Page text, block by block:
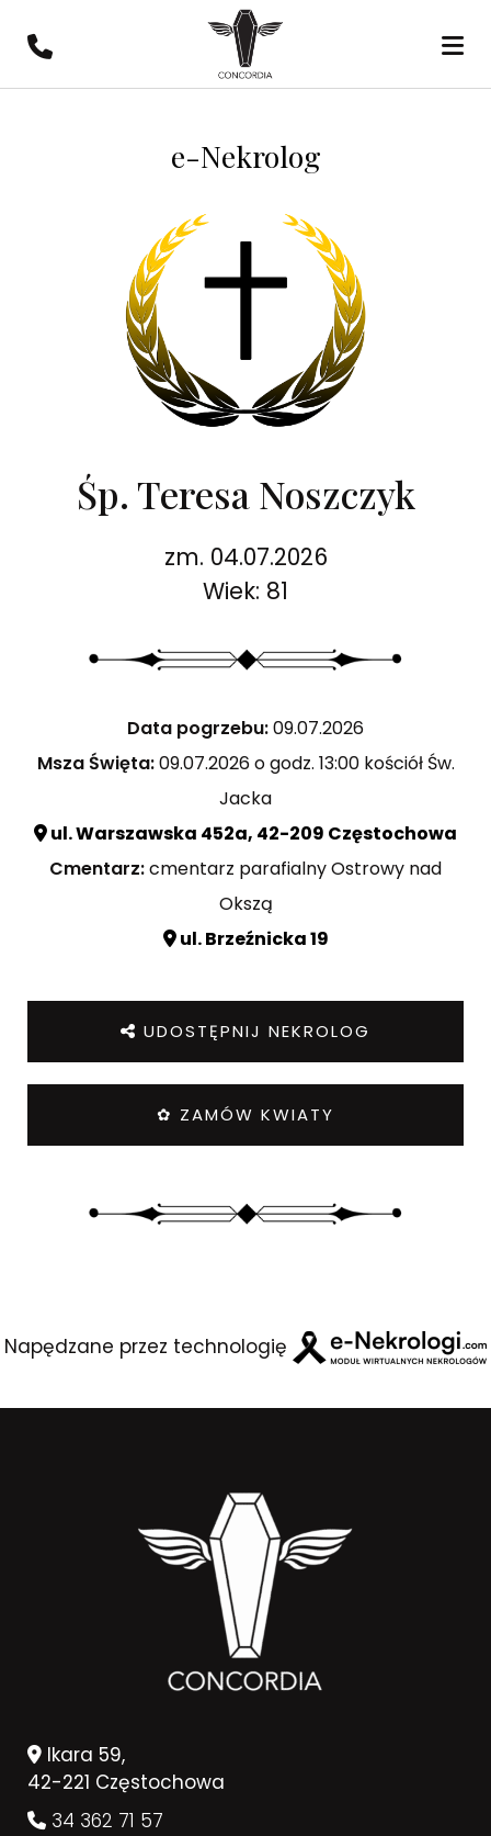
e-Nekrolog
Śp. Teresa Noszczyk
zm. 04.07.2026
Wiek: 81
Data pogrzebu:09.07.2026
Msza Święta:09.07.2026 o godz. 13:00 kościół Św.
Jacka
ul. Warszawska 452a, 42-209 Częstochowa
Cmentarz:cmentarz parafialny Ostrowy nad
Okszą
ul. Brzeźnicka 19
UDOSTĘPNIJ NEKROLOG
✿ ZAMÓW KWIATY
Napędzane przez technologię
Ikara 59,
42-221 Częstochowa
34 362 71 57